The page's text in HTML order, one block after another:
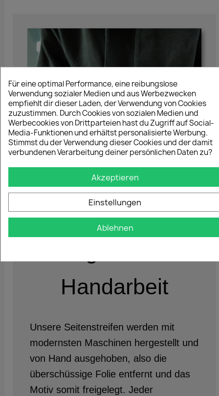
Handarbeit
Unsere Seitenstreifen werden mit
modernsten Maschinen hergestellt und
von Hand ausgehoben, also die
überschüssige Folie entfernt und das
Motiv somit freigelegt. Jeder
Für eine optimal Performance, eine reibungslose
Verwendung sozialer Medien und aus Werbezwecken
empfiehlt dir dieser Laden, der Verwendung von Cookies
zuzustimmen. Durch Cookies von sozialen Medien und
Werbecookies von Drittparteien hast du Zugriff auf Social-
Media-Funktionen und erhältst personalisierte Werbung.
Stimmst du der Verwendung dieser Cookies und der damit
verbundenen Verarbeitung deiner persönlichen Daten zu?
Akzeptieren
Einstellungen
Ablehnen